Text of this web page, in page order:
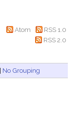
Atom
RSS 1.0
RSS 2.0
| No Grouping